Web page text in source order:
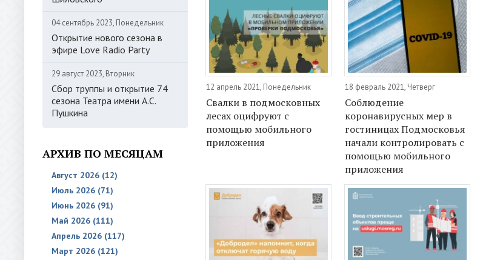
04 сентябрь 2023, Понедельник
Открытие нового сезона в
эфире Love Radio Party
29 август 2023, Вторник
Сбор труппы и открытие 74
сезона Театра имени А.С.
Пушкина
АРХИВ ПО МЕСЯЦАМ
Август 2026 (12)
Июль 2026 (71)
Июнь 2026 (91)
Май 2026 (111)
Апрель 2026 (117)
Март 2026 (121)
12 апрель 2021, Понедельник
Свалки в подмосковных
лесах оцифруют с
помощью мобильного
приложения
18 февраль 2021, Четверг
Соблюдение
коронавирусных мер в
гостиницах Подмосковья
начали контролировать с
помощью мобильного
приложения